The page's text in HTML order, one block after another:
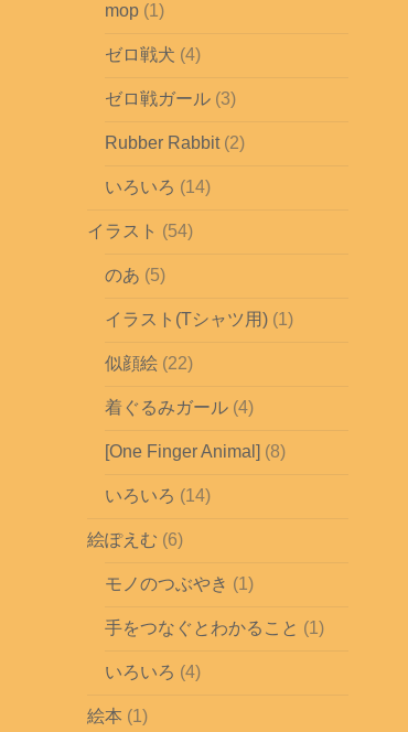
mop (1)
ゼロ戦犬 (4)
ゼロ戦ガール (3)
Rubber Rabbit(2)
いろいろ (14)
イラスト (54)
のあ (5)
イラスト(Tシャツ用) (1)
似顔絵 (22)
着ぐるみガール (4)
[One Finger Animal] (8)
いろいろ (14)
絵ぽえむ (6)
モノのつぶやき (1)
手をつなぐとわかること (1)
いろいろ (4)
絵本 (1)